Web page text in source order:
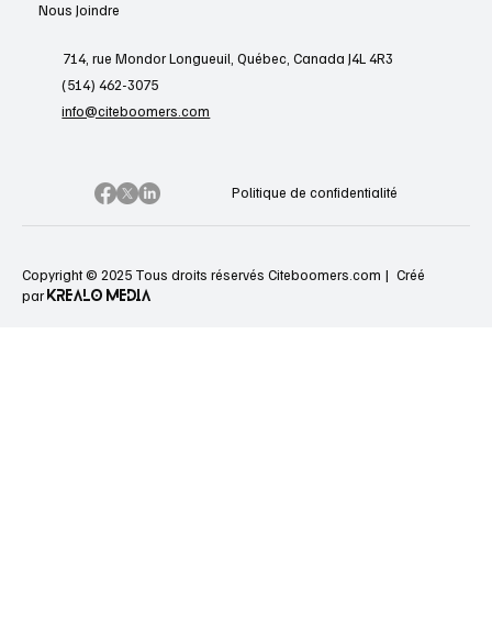
Nous Joindre
714, rue Mondor Longueuil, Québec, Canada J4L 4R3
(514) 462-3075
info@citeboomers.com
Politique de confidentialité
Copyright © 2025 Tous droits réservés Citeboomers.com | Créé
par KREALO MEDIA